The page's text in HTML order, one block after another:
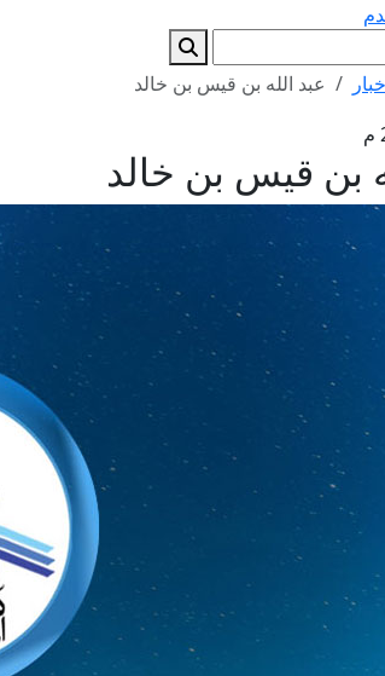
عبد الله بن قيس بن خالد
بن قيس بن خالد